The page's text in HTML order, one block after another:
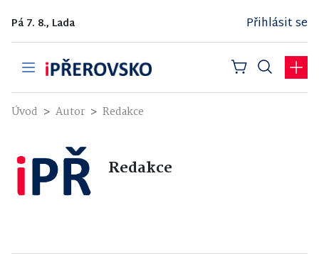
Pá 7. 8., Lada Přihlásit se
Úvod Autor Redakce
Redakce